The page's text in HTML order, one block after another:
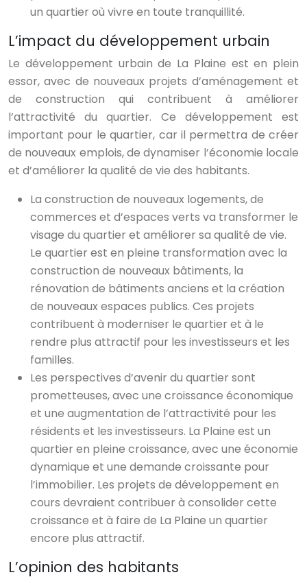
un quartier où vivre en toute tranquillité.
L’impact du développement urbain
Le développement urbain de La Plaine est en plein
essor, avec de nouveaux projets d’aménagement et
de construction qui contribuent à améliorer
l’attractivité du quartier. Ce développement est
important pour le quartier, car il permettra de créer
de nouveaux emplois, de dynamiser l’économie locale
et d’améliorer la qualité de vie des habitants.
La construction de nouveaux logements, de
commerces et d’espaces verts va transformer le
visage du quartier et améliorer sa qualité de vie.
Le quartier est en pleine transformation avec la
construction de nouveaux bâtiments, la
rénovation de bâtiments anciens et la création
de nouveaux espaces publics. Ces projets
contribuent à moderniser le quartier et à le
rendre plus attractif pour les investisseurs et les
familles.
Les perspectives d’avenir du quartier sont
prometteuses, avec une croissance économique
et une augmentation de l’attractivité pour les
résidents et les investisseurs. La Plaine est un
quartier en pleine croissance, avec une économie
dynamique et une demande croissante pour
l’immobilier. Les projets de développement en
cours devraient contribuer à consolider cette
croissance et à faire de La Plaine un quartier
encore plus attractif.
L’opinion des habitants